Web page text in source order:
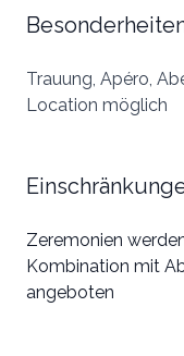
Trauung, Apéro,
Location möglich
Zeremonien
Kombination mit
angeboten